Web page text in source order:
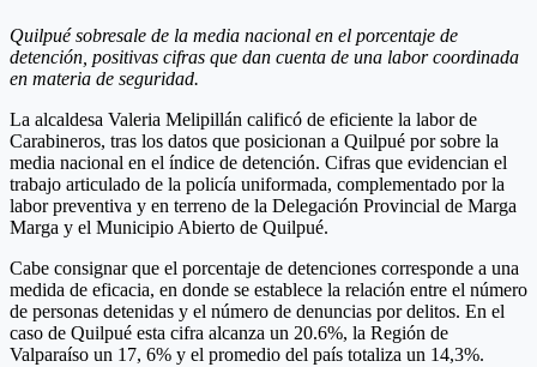
Quilpué sobresale de la media nacional en el porcentaje de
detención, positivas cifras que dan cuenta de una labor coordinada
en materia de seguridad.
La alcaldesa Valeria Melipillán calificó de eficiente la labor de
Carabineros, tras los datos que posicionan a Quilpué por sobre la
media nacional en el índice de detención. Cifras que evidencian el
trabajo articulado de la policía uniformada, complementado por la
labor preventiva y en terreno de la Delegación Provincial de Marga
Marga y el Municipio Abierto de Quilpué.
Cabe consignar que el porcentaje de detenciones corresponde a una
medida de eficacia, en donde se establece la relación entre el número
de personas detenidas y el número de denuncias por delitos. En el
caso de Quilpué esta cifra alcanza un 20.6%, la Región de
Valparaíso un 17, 6% y el promedio del país totaliza un 14,3%.